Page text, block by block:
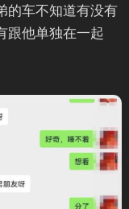
的车不知道有没有
跟他单独在一起